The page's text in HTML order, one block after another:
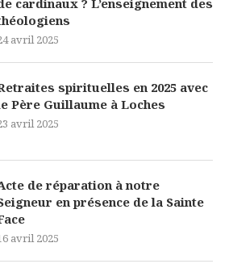
avril 2025
spirituelles en 2025 avec
Père Guillaume à Loches
avril 2025
de réparation à notre
en présence de la Sainte
avril 2025